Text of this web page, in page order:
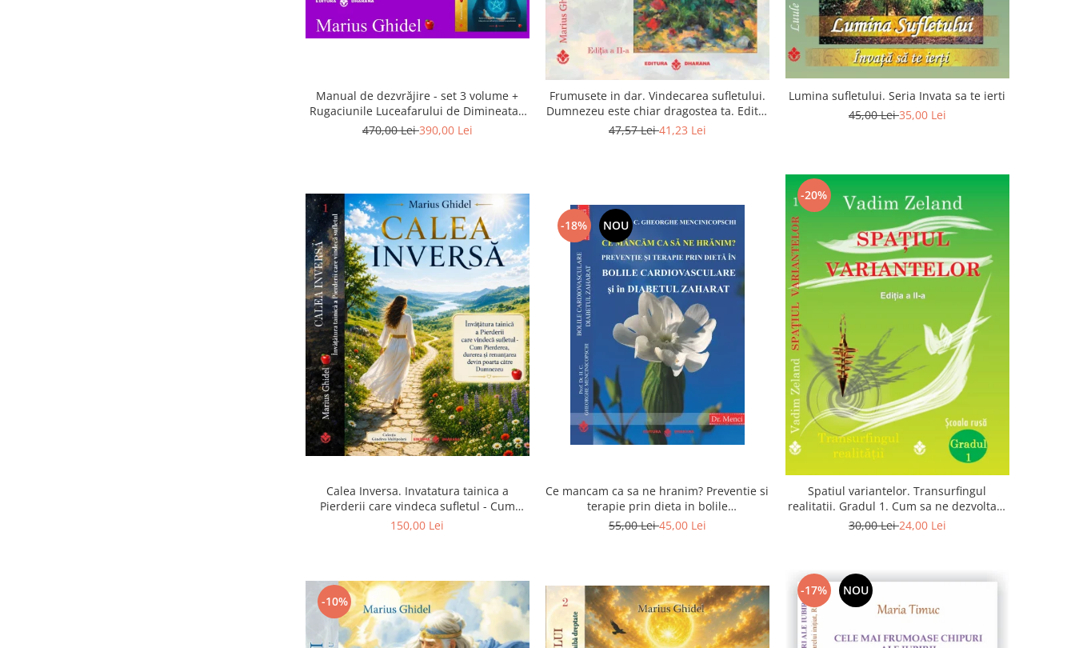
Manual de dezvrăjire - set 3 volume +
Rugaciunile Luceafarului de Dimineata -
Gratuit)
470,00 Lei390,00 Lei
Frumusete in dar. Vindecarea sufletului.
Dumnezeu este chiar dragostea ta. Editia
a 2-a
47,57 Lei41,23 Lei
Lumina sufletului. Seria Invata sa te ierti
45,00 Lei35,00 Lei
Calea Inversa. Invatatura tainica a
Pierderii care vindeca sufletul - Cum
Pierderea, durerea si renuntarea devin
150,00 Lei
-18% NOU
Ce mancam ca sa ne hranim? Preventie si
terapie prin dieta in bolile
cardiovasculare si in diabetul zaharat
55,00 Lei45,00 Lei
-20%
Spatiul variantelor. Transurfingul
realitatii. Gradul 1. Cum sa ne dezvoltam
intuitia si sa ne alegem soarta
30,00 Lei24,00 Lei
-10%
-17% NOU